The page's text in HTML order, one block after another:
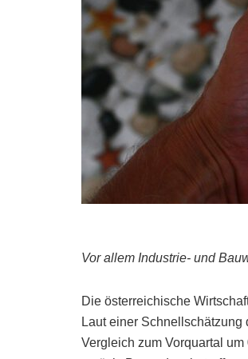
Vor allem Industrie- und
Die österreichische
Laut einer
Vergleich zum Vorquartal